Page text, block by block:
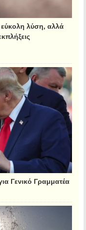
εύκολη λύση, αλλά
Γενικό Γραμματέα